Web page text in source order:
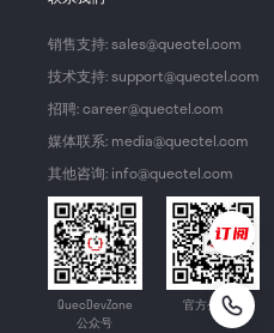
销售支持: sales@quectel.com
技术支持: support@quectel.com
招聘: career@quectel.com
媒体联系: media@quectel.com
其他咨询: info@quectel.com
QuecDevZone
公众号
官方公众号